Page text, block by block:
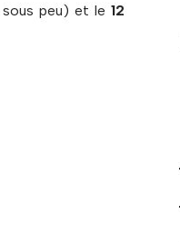
sous peu) et le12